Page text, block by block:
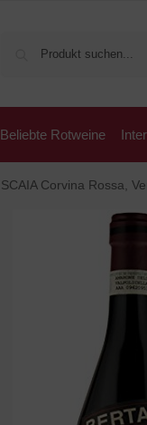
Beliebte Rotweine
SCAIA Corvina Rossa,